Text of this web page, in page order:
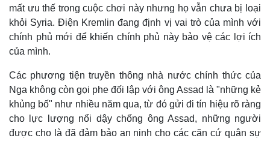
Infographic
mất ưu thế trong cuộc chơi này nhưng họ vẫn chưa bị loại
khỏi Syria. Điện Kremlin đang định vị vai trò của mình với
chính phủ mới để khiến chính phủ này bảo vệ các lợi ích
của mình.
Các phương tiện truyền thông nhà nước chính thức của
Nga không còn gọi phe đối lập với ông Assad là "những kẻ
khủng bố" như nhiều năm qua, từ đó gửi đi tín hiệu rõ ràng
cho lực lượng nổi dậy chống ông Assad, những người
được cho là đã đảm bảo an ninh cho các căn cứ quân sự